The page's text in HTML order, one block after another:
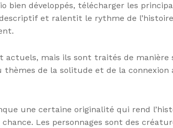
bien développés, télécharger les
et ralentit le rythme de
actuels, mais ils sont traités de
thèmes de la solitude et de la
une certaine originalité qui rend
Les personnages sont des